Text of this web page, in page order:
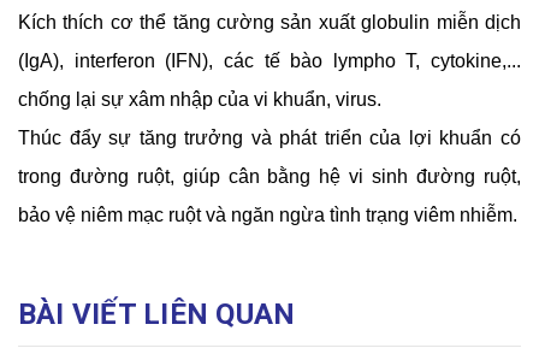
Kích thích cơ thể tăng cường sản xuất globulin miễn dịch
(IgA), interferon (IFN), các tế bào lympho T, cytokine,...
chống lại sự xâm nhập của vi khuẩn, virus.
Thúc đẩy sự tăng trưởng và phát triển của lợi khuẩn có
trong đường ruột, giúp cân bằng hệ vi sinh đường ruột,
bảo vệ niêm mạc ruột và ngăn ngừa tình trạng viêm nhiễm.
BÀI VIẾT LIÊN QUAN